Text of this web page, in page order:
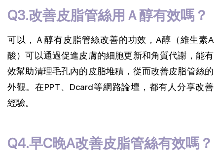
Q3.改善皮脂管絲用Ａ醇有效嗎？
可以，Ａ醇有皮脂管絲改善的功效，A醇（維生素A
酸）可以通過促進皮膚的細胞更新和角質代謝，能有
效幫助清理毛孔內的皮脂堆積，從而改善皮脂管絲的
外觀。在PPT、Dcard等網路論壇，都有人分享改善
經驗。
Q4.早C晚A改善皮脂管絲有效嗎？